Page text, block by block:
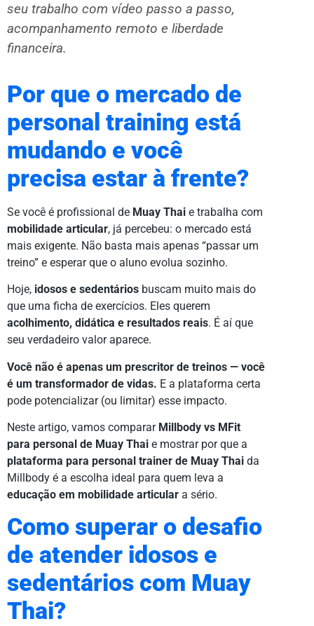
seu trabalho com vídeo passo a passo,
acompanhamento remoto e liberdade
financeira.
Por que o mercado de
personal training está
mudando e você
precisa estar à frente?
Se você é profissional de Muay Thai e trabalha com
mobilidade articular, já percebeu: o mercado está
mais exigente. Não basta mais apenas “passar um
treino” e esperar que o aluno evolua sozinho.
Hoje, idosos e sedentários buscam muito mais do
que uma ficha de exercícios. Eles querem
acolhimento, didática e resultados reais. É aí que
seu verdadeiro valor aparece.
Você não é apenas um prescritor de treinos — você
é um transformador de vidas. E a plataforma certa
pode potencializar (ou limitar) esse impacto.
Neste artigo, vamos comparar Millbody vs MFit
para personal de Muay Thai e mostrar por que a
plataforma para personal trainer de Muay Thai da
Millbody é a escolha ideal para quem leva a
educação em mobilidade articular a sério.
Como superar o desafio
de atender idosos e
sedentários com Muay
Thai?